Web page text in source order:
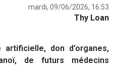
mardi, 09/06/2026, 16:53
Thy Loan
artificielle, don d’organes,
de futurs médecins